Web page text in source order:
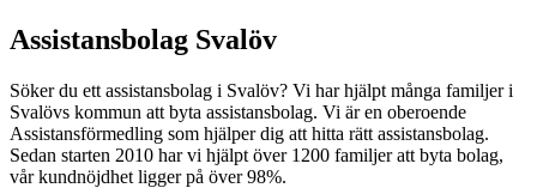
Assistansbolag Svalöv
Söker du ett assistansbolag i Svalöv? Vi har hjälpt många familjer i
Svalövs kommun att byta assistansbolag. Vi är en oberoende
Assistansförmedling som hjälper dig att hitta rätt assistansbolag.
Sedan starten 2010 har vi hjälpt över 1200 familjer att byta bolag,
vår kundnöjdhet ligger på över 98%.